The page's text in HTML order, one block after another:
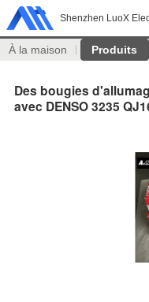
Shenzhen LuoX
À la maison Produits
Des bougies
avec DENSO 3235